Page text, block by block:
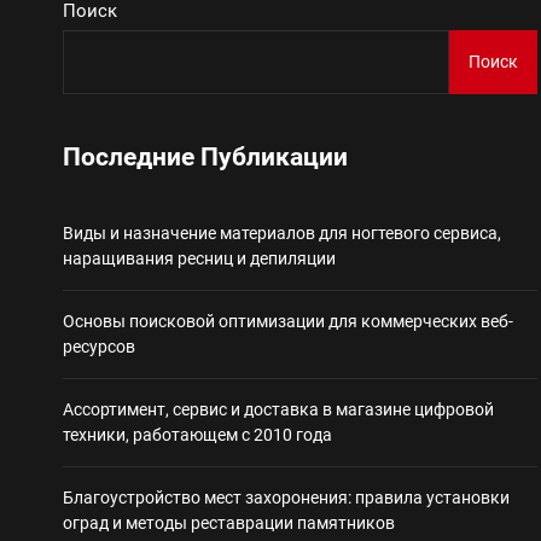
Некастодиальный
Поиск
Поиск
Последние Публикации
Виды и назначение материалов для ногтевого сервиса,
наращивания ресниц и депиляции
Основы поисковой оптимизации для коммерческих веб-
ресурсов
Ассортимент, сервис и доставка в магазине цифровой
техники, работающем с 2010 года
Благоустройство мест захоронения: правила установки
оград и методы реставрации памятников